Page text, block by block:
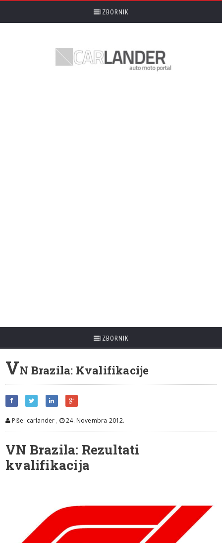
IZBORNIK
IZBORNIK
VN Brazila: Kvalifikacije
Piše: carlander , 24. Novembra 2012.
VN Brazila: Rezultati
kvalifikacija